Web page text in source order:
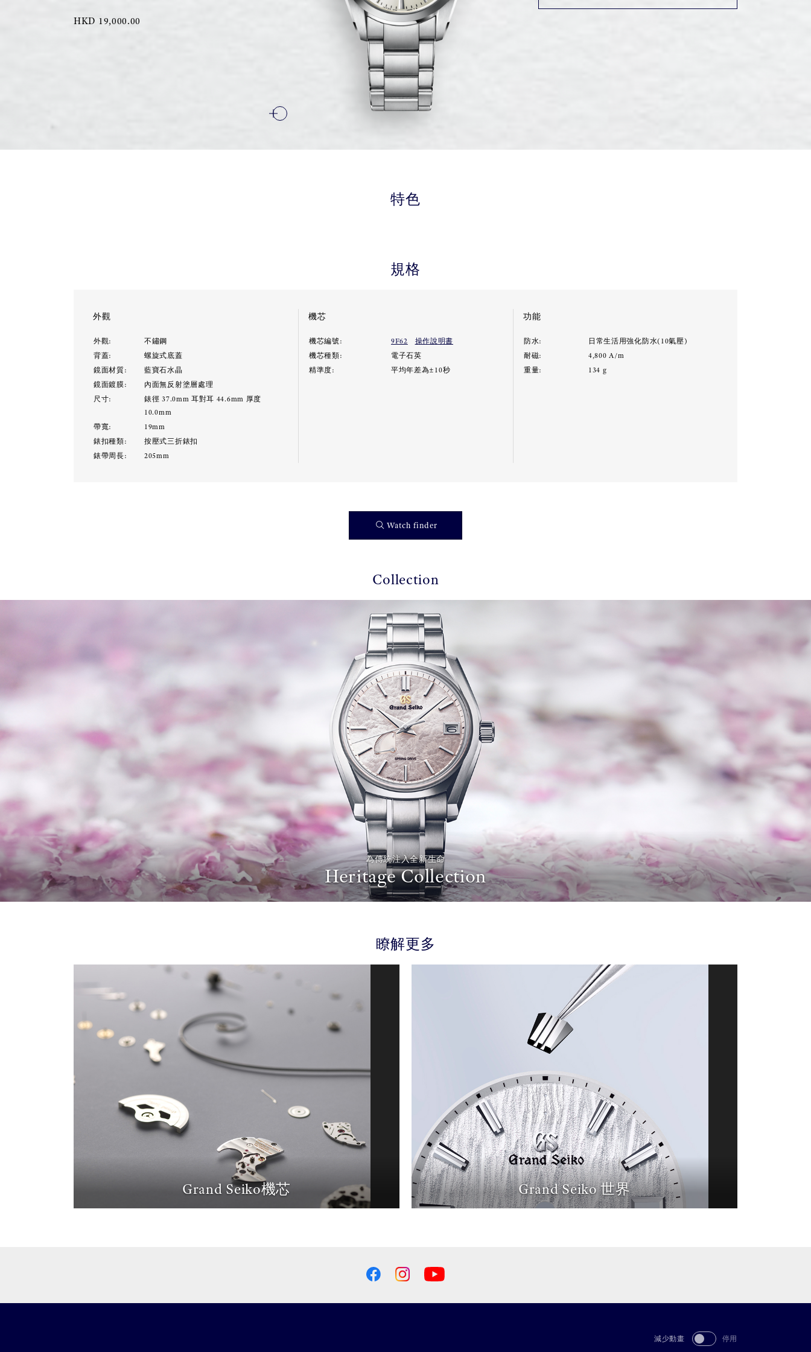
HKD 19,000.00
特色
規格
外觀
外觀:
不鏽鋼
背蓋:
螺旋式底蓋
鏡面材質:
藍寶石水晶
鏡面鍍膜:
內面無反射塗層處理
尺寸:
錶徑 37.0mm 耳對耳 44.6mm 厚度
10.0mm
帶寬:
19mm
錶扣種類:
按壓式三折錶扣
錶帶周長:
205mm
機芯
機芯編號: 9F62
操作說明書
機芯種類:
電子石英
精準度:
平均年差為±10秒
功能
防水:
日常生活用強化防水(10氣壓)
耐磁:
4,800 A/m
重量:
134 g
Watch finder
Collection
為傳統注入全新生命
Heritage Collection
瞭解更多
Grand Seiko機芯 Grand Seiko 世界
減少動畫 停用